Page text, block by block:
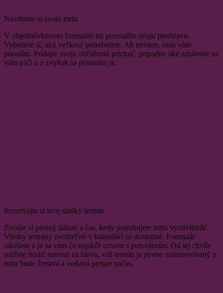
Navrhnite si svoju tortu
V objednávkovom formulári mi prezradíte svoju predstavu.
Vyberiete si, akú veľkosť potrebujete. Ak neviete, rada vám
poradím. Pridajte svoju obľúbenú príchuť, prípadne aké zdobenie sa
vám páči a o zvyšok sa postarám ja.
Rezervujte si svoj sladký termín
Zvolíte si presný dátum a čas, kedy potrebujete tortu vyzdvihnúť.
Všetky termíny zvoliteľné v kalendári sú dostupné. Formulár
odošlete a ja sa vám čo najskôr ozvem s potvrdením. Od tej chvíle
môžete hodiť starosti za hlavu, váš termín je pevne zarezervovaný a
torta bude čerstvá a voňavá presne načas.